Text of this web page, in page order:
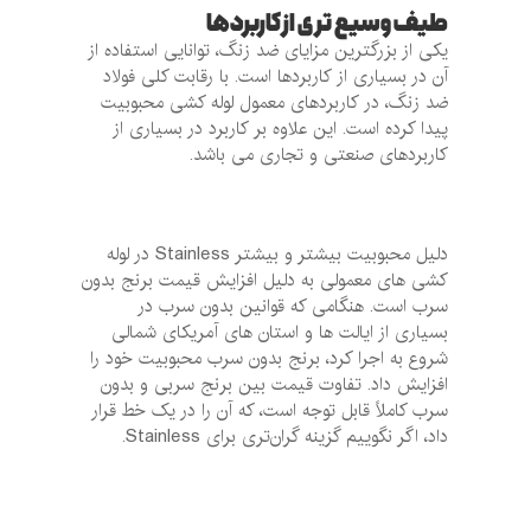
طیف وسیع تری از کاربردها
یکی از بزرگترین مزایای ضد زنگ، توانایی استفاده از
آن در بسیاری از کاربردها است. با رقابت کلی فولاد
ضد زنگ، در کاربردهای معمول لوله کشی محبوبیت
پیدا کرده است. این علاوه بر کاربرد در بسیاری از
کاربردهای صنعتی و تجاری می باشد.
دلیل محبوبیت بیشتر و بیشتر Stainless در لوله
کشی های معمولی به دلیل افزایش قیمت برنج بدون
سرب است. هنگامی که قوانین بدون سرب در
بسیاری از ایالت ها و استان های آمریکای شمالی
شروع به اجرا کرد، برنج بدون سرب محبوبیت خود را
افزایش داد. تفاوت قیمت بین برنج سربی و بدون
سرب کاملاً قابل توجه است، که آن را در یک خط قرار
داد، اگر نگوییم گزینه گران‌تری برای Stainless.